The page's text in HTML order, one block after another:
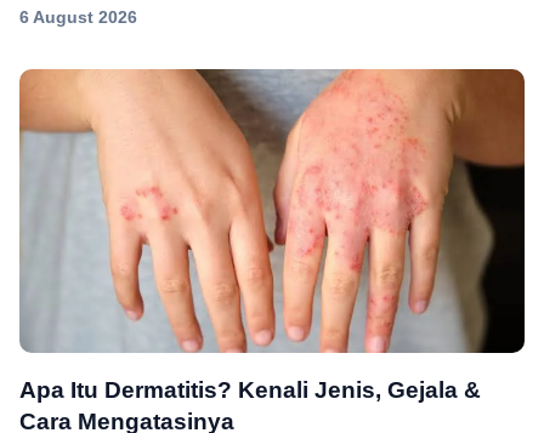
6 August 2026
Apa Itu Dermatitis? Kenali Jenis, Gejala &
Cara Mengatasinya